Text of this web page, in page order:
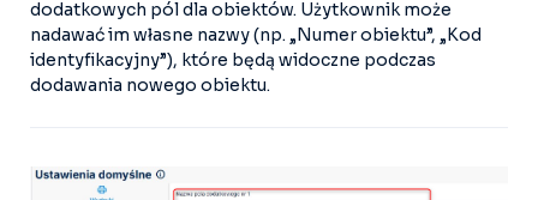
dodatkowych pól dla obiektów. Użytkownik może
nadawać im własne nazwy (np. „Numer obiektu”, „Kod
identyfikacyjny”), które będą widoczne podczas
dodawania nowego obiektu.